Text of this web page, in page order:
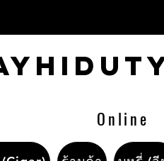
Online